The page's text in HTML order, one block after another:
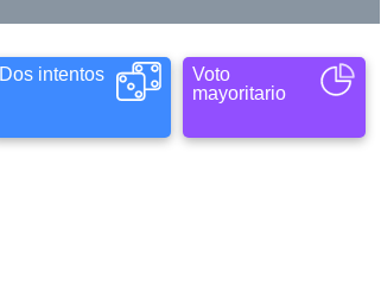
Dos intentos
Voto
mayoritario